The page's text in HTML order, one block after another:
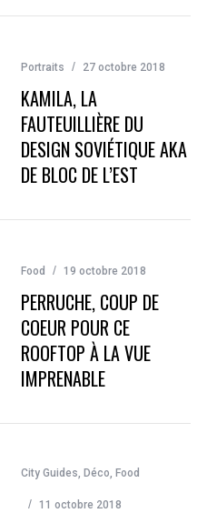
Portraits 27 octobre 2018
KAMILA, LA
FAUTEUILLIÈRE DU
DESIGN SOVIÉTIQUE AKA
DE BLOC DE L’EST
Food 19 octobre 2018
PERRUCHE, COUP DE
COEUR POUR CE
ROOFTOP À LA VUE
IMPRENABLE
City Guides, Déco, Food
11 octobre 2018